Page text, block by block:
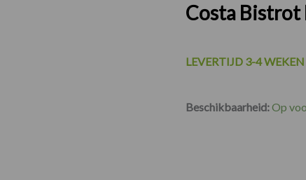
Costa Bistrot
LEVERTIJD 3-4 WEKEN
Beschikbaarheid:Op